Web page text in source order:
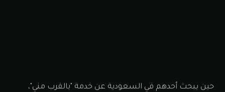
حين يبحث أحدهم في السعودية عن خدمة "بالقرب مني"،